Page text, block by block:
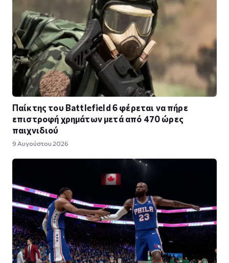
Παίκτης του Battlefield 6 φέρεται να πήρε
επιστροφή χρημάτων μετά από 470 ώρες
παιχνιδιού
9 Αυγούστου 2026